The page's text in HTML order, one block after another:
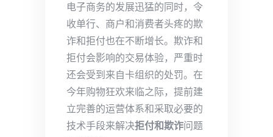
电子商务的发展迅猛的同时，令
收单行、商户和消费者头疼的欺
诈和拒付也在不断增长。欺诈和
拒付会影响的交易体验，严重时
还会受到来自卡组织的处罚。在
今年购物狂欢来临之际，提前建
立完善的运营体系和采取必要的
技术手段来解决拒付和欺诈问题